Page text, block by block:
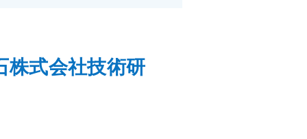
式会社技術研